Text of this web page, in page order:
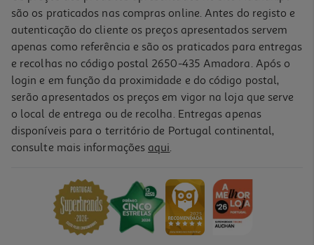
Cartolina Mab Preto 50x65cm
são os praticados nas compras online. Antes do registo e
autenticação do cliente os preços apresentados servem
apenas como referência e são os praticados para entregas
e recolhas no código postal 2650-435 Amadora. Após o
login e em função da proximidade e do código postal,
serão apresentados os preços em vigor na loja que serve
o local de entrega ou de recolha. Entregas apenas
disponíveis para o território de Portugal continental,
consulte mais informações aqui.